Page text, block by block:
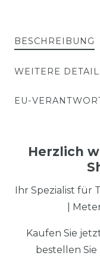
BESCHREIBUNG
WEITERE
EU-
Herzlich
Ihr Spezialist für
|
Kaufen Sie
bestellen